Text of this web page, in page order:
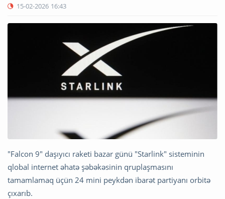
15-02-2026 16:43
"Falcon 9" daşıyıcı raketi bazar günü "Starlink" sisteminin
qlobal internet əhatə şəbəkəsinin qruplaşmasını
tamamlamaq üçün 24 mini peykdən ibarət partiyanı orbitə
çıxarıb.